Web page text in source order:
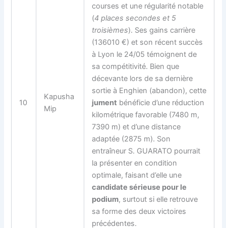
10
Kapusha
Mip
courses et une régularité notable
(4 places secondes et 5
troisièmes). Ses gains carrière
(136010 €) et son récent succès
à Lyon le 24/05 témoignent de
sa compétitivité. Bien que
décevante lors de sa dernière
sortie à Enghien (abandon), cette
jument bénéficie d’une réduction
kilométrique favorable (7480 m,
7390 m) et d’une distance
adaptée (2875 m). Son
entraîneur S. GUARATO pourrait
la présenter en condition
optimale, faisant d’elle une
candidate sérieuse pour le
podium, surtout si elle retrouve
sa forme des deux victoires
précédentes.